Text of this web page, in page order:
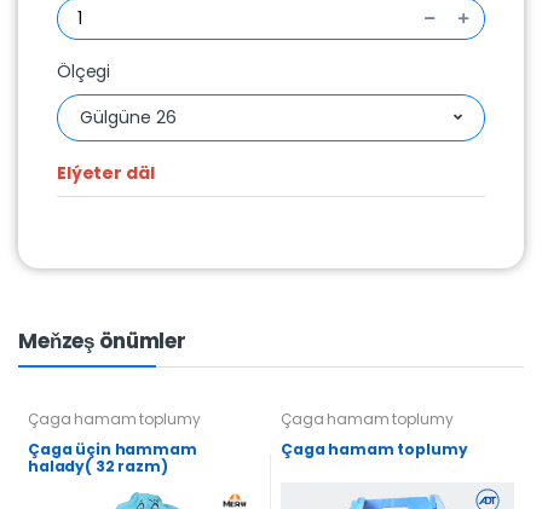
Ölçegi
Gülgüne 26
Elýeter däl
Meňzeş önümler
Çaga hamam toplumy
Çaga üçin hammam
halady( 32 razm)
Çaga hamam toplumy
Çaga hamam toplumy